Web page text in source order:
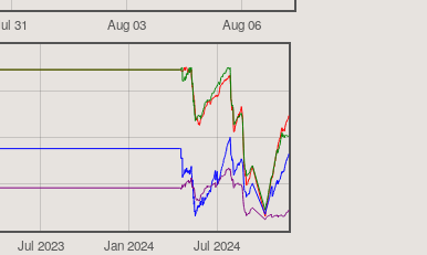
31 Aug 03 Aug 06
Jul 2023 Jan 2024 Jul 2024